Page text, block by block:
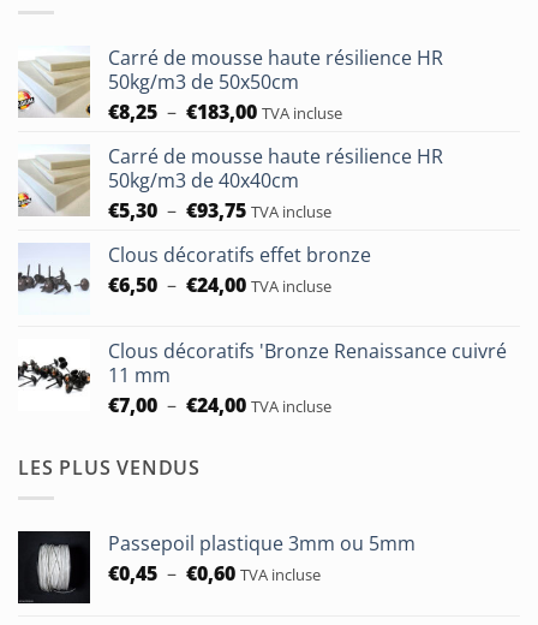
Carré de mousse haute résilience HR
50kg/m3 de 50x50cm
€8,25 – €183,00Plage
prix :
€8,25
à
TVA incluse
Carré de mousse haute résilience HR
50kg/m3 de 40x40cm
€5,30 – €93,75Plage
prix :
€5,30
TVA incluse
Clous décoratifs effet bronze
€6,50 – €24,00Plage
€6,50
€24,00
TVA incluse
Clous décoratifs 'Bronze Renaissance cuivré
11 mm
€7,00 – €24,00Plage
€24,00
TVA incluse
LES PLUS VENDUS
Passepoil plastique 3mm ou 5mm
€0,45 – €0,60Plage
TVA incluse